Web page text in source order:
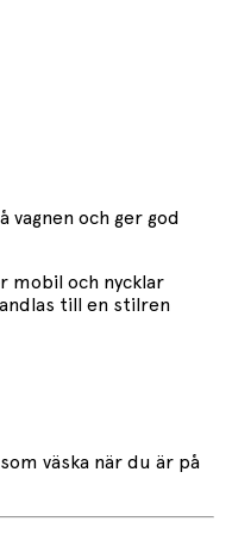
och ger god
mobil och nycklar
till en stilren
väska när du är på